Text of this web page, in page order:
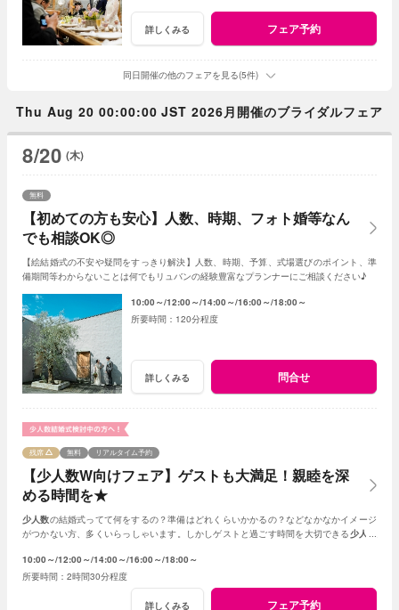
詳しくみる フェア予約
同日開催の他のフェアを見る(5件)
Thu Aug 20 00:00:00 JST 2026月開催のブライダルフェア
8/20 (木)
【初めての方も安心】人数、時期、フォト婚等なん
でも相談OK◎
無料
【絵結婚式の不安や疑問をすっきり解決】人数、時期、予算、式場選びのポイント、準
備期間等わからないことは何でもリュバンの経験豊富なプランナーにご相談ください♪
10:00～ 12:00～ 14:00～ 16:00～ 18:00～
120分程度
詳しくみる 問合せ
【少人数W向けフェア】ゲストも大満足！親睦を深
める時間を★
残席 無料 リアルタイム予約
少人数の結婚式ってて何をするの？準備はどれくらいかかるの？などなかなかイメージ
がつかない方、多くいらっしゃいます。しかしゲストと過ごす時間を大切できる少人数
10:00～ 12:00～ 14:00～ 16:00～ 18:00～
2時間30分程度
詳しくみる フェア予約